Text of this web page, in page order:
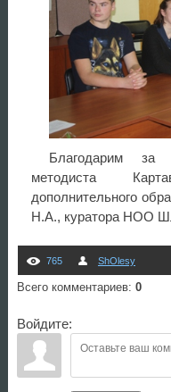
Благодарим за
методиста
дополнительного
Н.А., куратора НОО
765 ShOlesy
Всего комментариев: 0
Войдите: